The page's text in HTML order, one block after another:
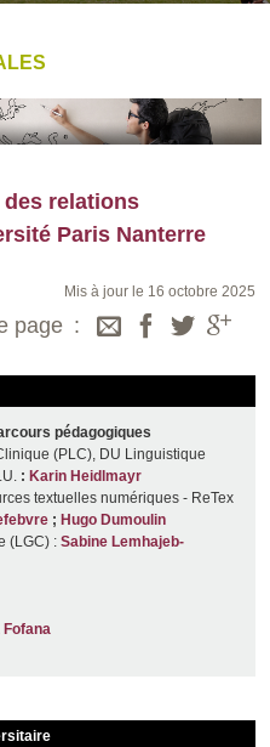
des relations
Paris Nanterre
Mis à jour le 16 octobre 2025
page
pédagogiques
(PLC), DU Linguistique
: Karin Heidlmayr
textuelles numériques - ReTex
; Hugo Dumoulin
(LGC) : Sabine Lemhajeb-